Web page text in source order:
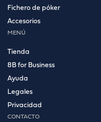
Fichero de póker
Accesorios
MENÚ
Tienda
8B for Business
Ayuda
Legales
Privacidad
CONTACTO